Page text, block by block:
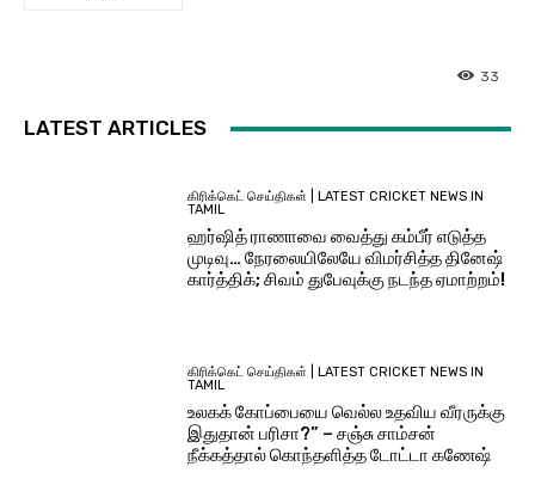
33
LATEST ARTICLES
கிரிக்கெட் செய்திகள் | LATEST CRICKET NEWS IN
TAMIL
ஹர்ஷித் ராணாவை வைத்து கம்பீர் எடுத்த
முடிவு… நேரலையிலேயே விமர்சித்த தினேஷ்
கார்த்திக்; சிவம் துபேவுக்கு நடந்த ஏமாற்றம்!
கிரிக்கெட் செய்திகள் | LATEST CRICKET NEWS IN
TAMIL
உலகக் கோப்பையை வெல்ல உதவிய வீரருக்கு
இதுதான் பரிசா?” – சஞ்சு சாம்சன்
நீக்கத்தால் கொந்தளித்த டோட்டா கணேஷ்